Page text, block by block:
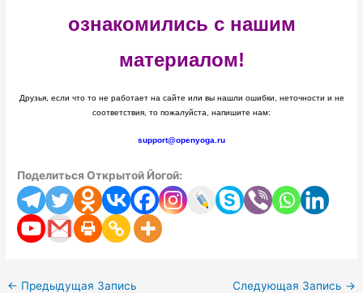
ознакомились с нашим
материалом!
Друзья, если что то не работает на сайте или вы нашли ошибки, неточности и не
соответствия, то пожалуйста, напишите нам:
support@openyoga.ru
Поделиться Открытой Йогой:
← Предыдущая Запись Следующая Запись →